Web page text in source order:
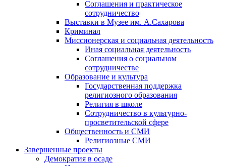
Соглашения и практическое
сотрудничество
Выставки в Музее им. А.Сахарова
Криминал
Миссионерская и социальная деятельность
Иная социальная деятельность
Соглашения о социальном
сотрудничестве
Образование и культура
Государственная поддержка
религиозного образования
Религия в школе
Сотрудничество в культурно-
просветительской сфере
Общественность и СМИ
Религиозные СМИ
Завершенные проекты
Демократия в осаде